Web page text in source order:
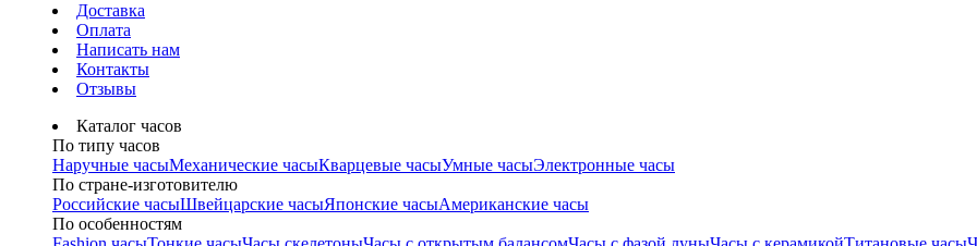
Доставка
Оплата
Написать нам
Контакты
Отзывы
Каталог часов
По типу часов
Наручные часыМеханические часыКварцевые часыУмные часыЭлектронные часы
По стране-изготовителю
Российские часыШвейцарские часыЯпонские часыАмериканские часы
По особенностям